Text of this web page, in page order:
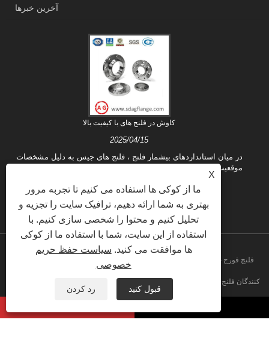
آخرین خبرها
کاوش در فلنج های با کیفیت بالا
2025/04/15
در میان استانداردهای بیشمار فلنج ، فلنج های جیس به دلیل مشخصات
کنندگان فلنج کور ، کارخانه فلنج کربن ، فلنج صفحه ، فلنج صفحه ، تأمین کنندگان فلنج
گردن جوشکاری کلیه حقوق محفوظ است
X
ما از کوکی ها استفاده می کنیم تا تجربه مرور
بهتری به شما ارائه دهیم، ترافیک سایت را تجزیه و
تحلیل کنیم و محتوا را شخصی سازی کنیم. با
استفاده از این سایت، شما با استفاده ما از کوکی
ها موافقت می کنید. سیاست حفظ حریم
خصوصی
رد کردن قبول کنید